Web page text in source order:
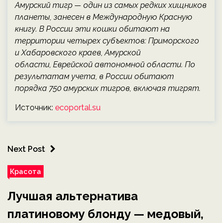
Амурский тигр — один из самых редких хищников
планеты, занесен в Международную Красную
книгу. В России эти кошки обитают на
территории четырех субъектов: Приморского
и Хабаровского краев, Амурской
области, Еврейской автономной области. По
результатам учета, в России обитают
порядка 750 амурских тигров, включая тигрят.
Источник: ecoportal.su
Next Post
Красота
Лучшая альтернатива
платиновому блонду — медовый,